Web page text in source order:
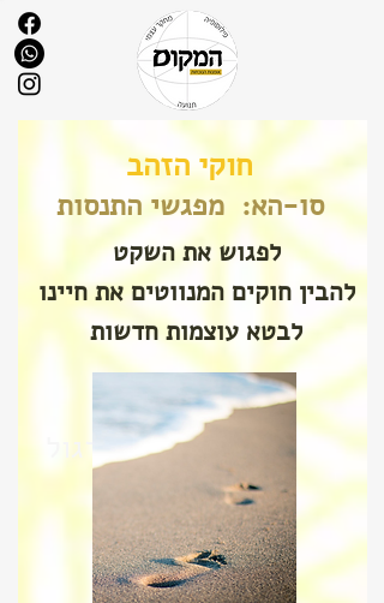
מטרות התרגול
לפגוש את השקט
להבין חוקים המנווטים את חיינו
לבטא עוצמות חדשות
חוקי הזהב
סו-הא: מפגשי התנסות